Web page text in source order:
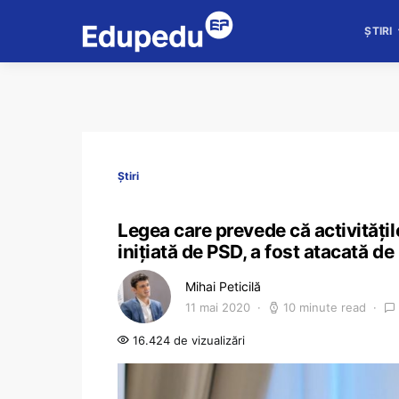
ȘTIRI
Știri
Legea care prevede că
inițiată de PSD, a fost atacată
Mihai Peticilă
11 mai 2020 10 minute read
16.424 de vizualizări